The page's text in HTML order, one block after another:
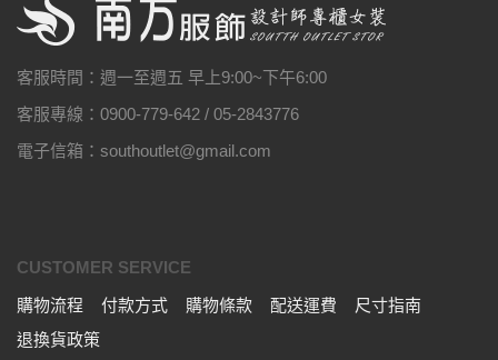
客服時間：週一至週五 早上9:00~下午6:00
客服專線：0900-779-642 / 05-2843776
電子信箱：southoutlet@gmail.com
CUSTOMER SERVICE
購物流程
付款方式 購物條款 配送運費
尺寸指南
退換貨政策